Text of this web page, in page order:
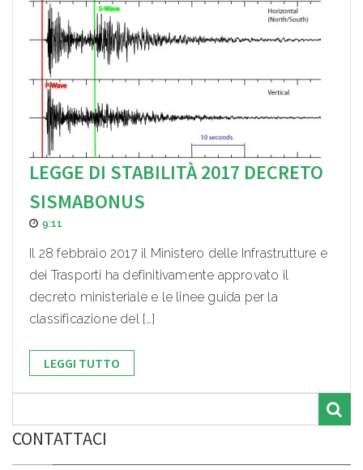
LEGGE DI STABILITÀ 2017 DECRETO
SISMABONUS
9:11
Il 28 febbraio 2017 il Ministero delle Infrastrutture e
dei Trasporti ha definitivamente approvato il
decreto ministeriale e le linee guida per la
classificazione del […]
LEGGI TUTTO
CONTATTACI